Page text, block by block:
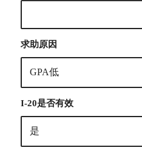
求助原因
I-20是否有效